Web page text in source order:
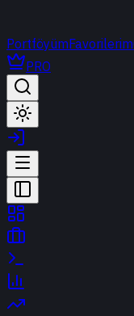
PortföyümFavorilerim
PRO